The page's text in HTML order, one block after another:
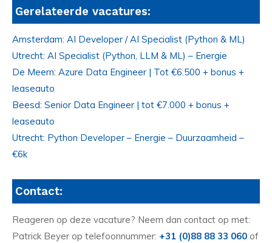
Gerelateerde vacatures:
Amsterdam: AI Developer / AI Specialist (Python & ML)
Utrecht: AI Specialist (Python, LLM & ML) – Energie
De Meern: Azure Data Engineer | Tot €6.500 + bonus +
leaseauto
Beesd: Senior Data Engineer | tot €7.000 + bonus +
leaseauto
Utrecht: Python Developer – Energie – Duurzaamheid –
€6k
Contact:
Reageren op deze vacature? Neem dan contact op met:
Patrick Beyer op telefoonnummer: +31 (0)88 88 33 060 of